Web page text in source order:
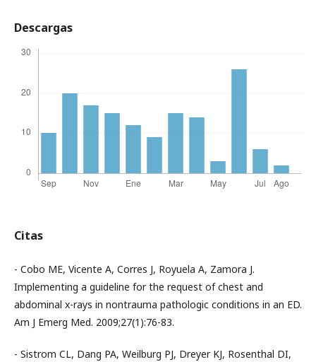
Descargas
Citas
- Cobo ME, Vicente A, Corres J, Royuela A, Zamora J.
Implementing a guideline for the request of chest and
abdominal x-rays in nontrauma pathologic conditions in an ED.
Am J Emerg Med. 2009;27(1):76-83.
- Sistrom CL, Dang PA, Weilburg PJ, Dreyer KJ, Rosenthal DI,